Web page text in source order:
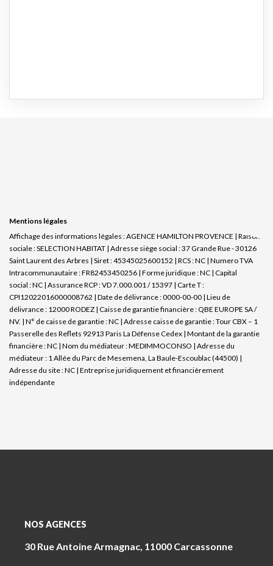
Mentions légales
Affichage des informations légales : AGENCE HAMILTON PROVENCE | Raison
sociale : SELECTION HABITAT | Adresse siège social : 37 Grande Rue - 30126
Saint Laurent des Arbres | Siret : 45345025600152 | RCS : NC | Numero TVA
Intracommunautaire : FR82453450256 | Forme juridique : NC | Capital
social : NC | Assurance RCP : VD 7.000.001 / 15397 | Carte T :
CPI12022016000008762 | Date de délivrance : 0000-00-00 | Lieu de
délivrance : 12000 RODEZ | Caisse de garantie financière : QBE EUROPE SA /
NV. | N° de caisse de garantie : NC | Adresse caisse de garantie : Tour CBX – 1
Passerelle des Reflets 92913 Paris La Défense Cedex | Montant de la garantie
financière : NC | Nom du médiateur : MEDIMMOCONSO | Adresse du
médiateur : 1 Allée du Parc de Mesemena, La Baule-Escoublac (44500) |
Adresse du site : NC | Entreprise juridiquement et financièrement
indépendante
NOS AGENCES
30 Rue Antoine Armagnac, 11000 Carcassonne